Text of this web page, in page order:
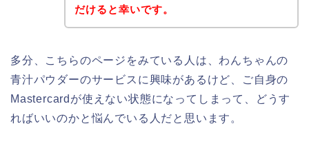
だけると幸いです。
多分、こちらのページをみている人は、わんちゃんの
青汁パウダーのサービスに興味があるけど、ご自身の
Mastercardが使えない状態になってしまって、どうす
ればいいのかと悩んでいる人だと思います。